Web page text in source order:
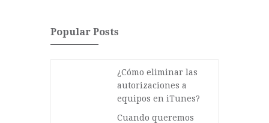
Popular Posts
¿Cómo eliminar las
autorizaciones a
equipos en iTunes?
Cuando queremos